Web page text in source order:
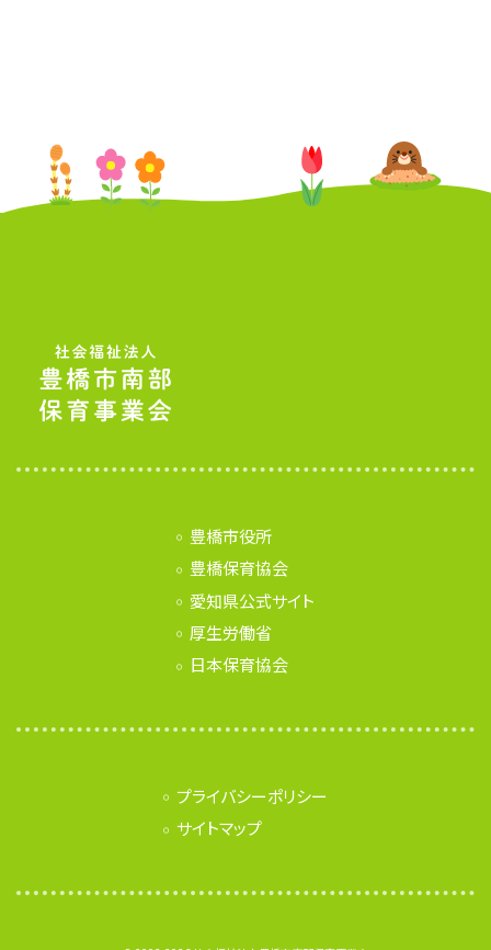
豊橋市役所
豊橋保育協会
愛知県公式サイト
厚生労働省
日本保育協会
プライバシーポリシー
サイトマップ